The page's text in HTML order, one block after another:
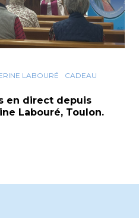
LABOURÉ
CADEAU
en direct depuis
Labouré, Toulon.